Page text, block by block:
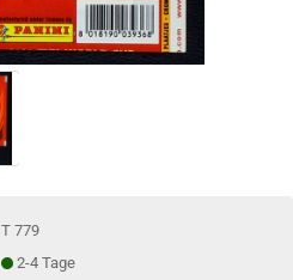
T 779
2-4 Tage